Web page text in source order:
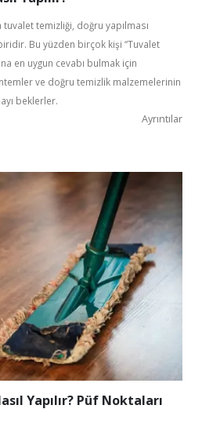
temizliği, doğru yapılması
Bu yüzden birçok kişi “Tuvalet
en uygun cevabı bulmak için
ve doğru temizlik malzemelerinin
beklerler.
Ayrıntılar
Yapılır? Püf Noktaları